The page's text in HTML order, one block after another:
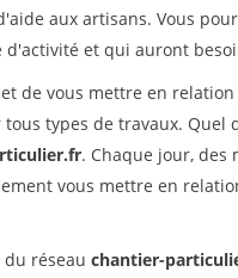
aux artisans. Vous
et qui auront
de vous mettre en
types de travaux.
. Chaque jour,
vous mettre en
réseau chantier-